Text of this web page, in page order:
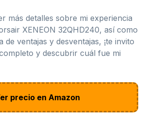
más detalles sobre mi experiencia
XENEON 32QHD240, así como
de ventajas y desventajas, ¡te invito
y descubrir cuál fue mi
precio en Amazon